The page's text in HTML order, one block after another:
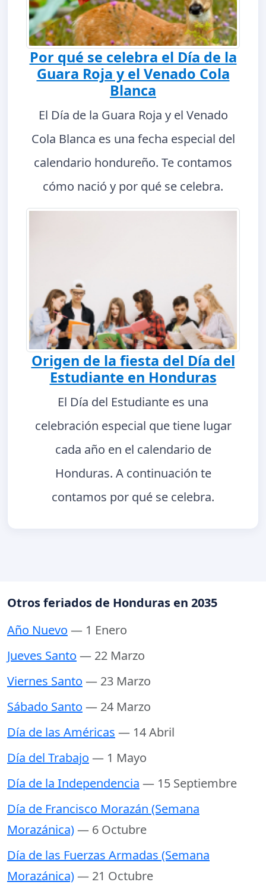
Por qué se celebra el Día de la
Guara Roja y el Venado Cola
Blanca
El Día de la Guara Roja y el Venado
Cola Blanca es una fecha especial del
calendario hondureño. Te contamos
cómo nació y por qué se celebra.
Origen de la fiesta del Día del
Estudiante en Honduras
El Día del Estudiante es una
celebración especial que tiene lugar
cada año en el calendario de
Honduras. A continuación te
contamos por qué se celebra.
Otros feriados de Honduras en 2035
Año Nuevo — 1 Enero
Jueves Santo — 22 Marzo
Viernes Santo — 23 Marzo
Sábado Santo — 24 Marzo
Día de las Américas — 14 Abril
Día del Trabajo — 1 Mayo
Día de la Independencia — 15 Septiembre
Día de Francisco Morazán (Semana
Morazánica)— 6 Octubre
Día de las Fuerzas Armadas (Semana
Morazánica)— 21 Octubre